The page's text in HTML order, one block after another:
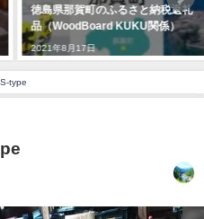
徳島県那賀町のふるさと納税返礼
品（WoodBoard KUKU関係）
2021年8月17日
type